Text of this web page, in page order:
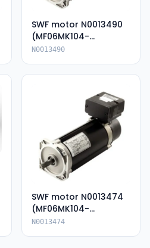
SWF motor N0013490
(MF06MK104-
136P85054E-IP66)
N0013490
SWF motor N0013474
(MF06MK104-
136P85055--IP66)
N0013474